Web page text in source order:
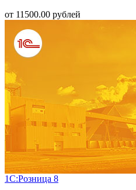
от 11500.00 рублей
1С:Розница 8